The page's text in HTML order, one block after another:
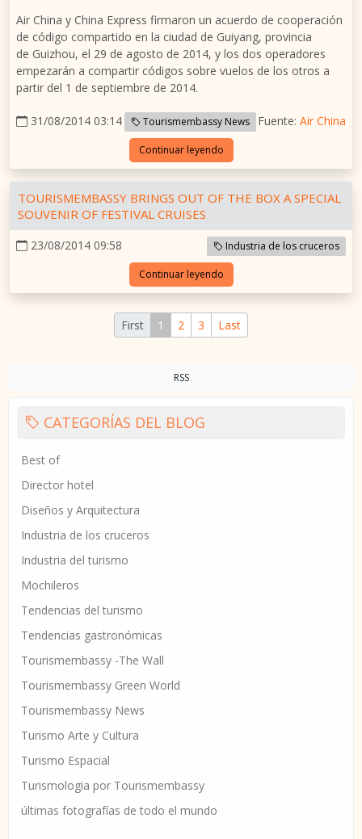
Air China y China Express firmaron un acuerdo de cooperación
de código compartido en la ciudad de Guiyang, provincia
de Guizhou, el 29 de agosto de 2014, y los dos operadores
empezarán a compartir códigos sobre vuelos de los otros a
partir del 1 de septiembre de 2014.
31/08/2014 03:14 Tourismembassy News Fuente: Air China
Continuar leyendo
TOURISMEMBASSY BRINGS OUT OF THE BOX A SPECIAL
SOUVENIR OF FESTIVAL CRUISES
23/08/2014 09:58 Industria de los cruceros
Continuar leyendo
First 1 2 3 Last
RSS
CATEGORÍAS DEL BLOG
Best of
Director hotel
Diseños y Arquitectura
Industria de los cruceros
Industria del turismo
Mochileros
Tendencias del turismo
Tendencias gastronómicas
Tourismembassy -The Wall
Tourismembassy Green World
Tourismembassy News
Turismo Arte y Cultura
Turismo Espacial
Turismologia por Tourismembassy
últimas fotografías de todo el mundo